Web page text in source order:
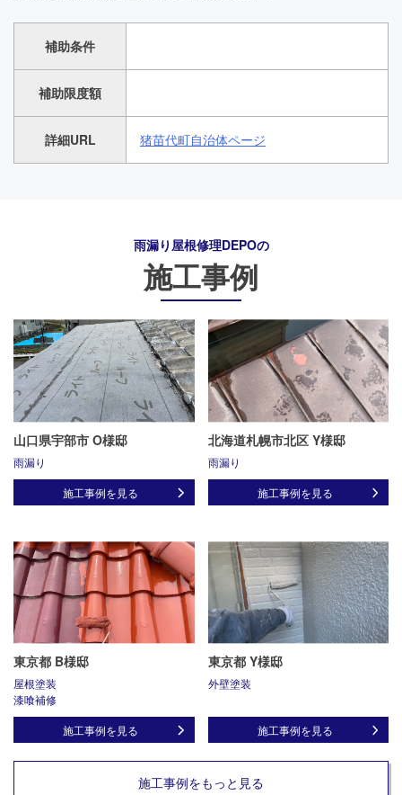
補助条件
補助限度額
詳細URL 猪苗代町自治体ページ
雨漏り屋根修理DEPOの
施工事例
山口県宇部市 O様邸
雨漏り
施工事例を見る
北海道札幌市北区 Y様邸
雨漏り
施工事例を見る
東京都 B様邸
屋根塗装
漆喰補修
施工事例を見る
東京都 Y様邸
外壁塗装
施工事例を見る
施工事例をもっと見る